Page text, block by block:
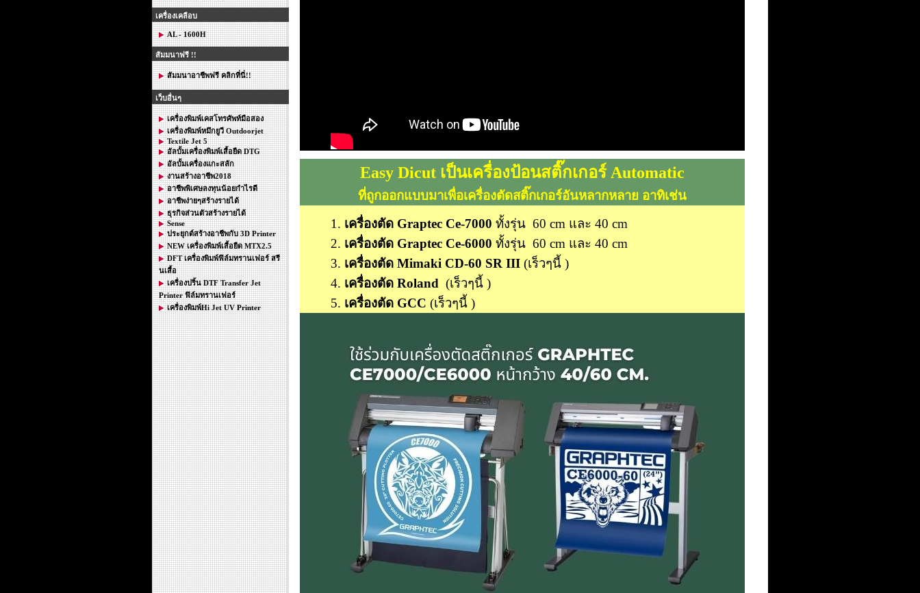
เครื่องเคลือบ
AL - 1600H
สัมมนาฟรี !!
สัมมนาอาชีพฟรี คลิกที่นี่!!
เว็บอื่นๆ
เครื่องพิมพ์เคสโทรศัพท์มือสอง
เครื่องพิมพ์หมึกยูวี Outdoorjet
Textile Jet 5
อัลบั้มเครื่องพิมพ์เสื้อยืด DTG
อัลบั้มเครื่องแกะสลัก
งานสร้างอาชีพ2018
อาชีพพิเศษลงทุนน้อยกำไรดี
อาชีพง่ายๆสร้างรายได้
ธุรกิจส่วนตัวสร้างรายได้
Sense
ประยุกต์สร้างอาชีพกับ 3D Printer
NEW เครื่องพิมพ์เสื้อยืด MTX2.5
DFT เครื่องพิมพ์ฟิล์มทรานเฟอร์ สรี
นเสื้อ
เครื่องปริ้น DTF Transfer Jet
Printer ฟิล์มทรานเฟอร์
เครื่องพิมพ์Hi Jet UV Printer
Easy Dicut เป็นเครื่องป้อนสติ๊กเกอร์ Automatic
ที่ถูกออกแบบมาเพื่อเครื่องตัดสติ๊กเกอร์อันหลากหลาย อาทิเช่น
1. เครื่องตัด Graptec Ce-7000 ทั้งรุ่น 60 cm และ 40 cm
2. เครื่องตัด Graptec Ce-6000 ทั้งรุ่น 60 cm และ 40 cm
3. เครื่องตัด Mimaki CD-60 SR III(เร็วๆนี้ )
4. เครื่องตัด Roland (เร็วๆนี้ )
5. เครื่องตัด GCC (เร็วๆนี้ )